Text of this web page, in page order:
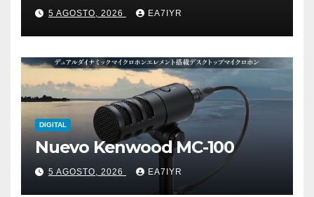
5 AGOSTO, 2026 EA7IYR
DIGITAL
Nuevo Kenwood MC-100
5 AGOSTO, 2026 EA7IYR